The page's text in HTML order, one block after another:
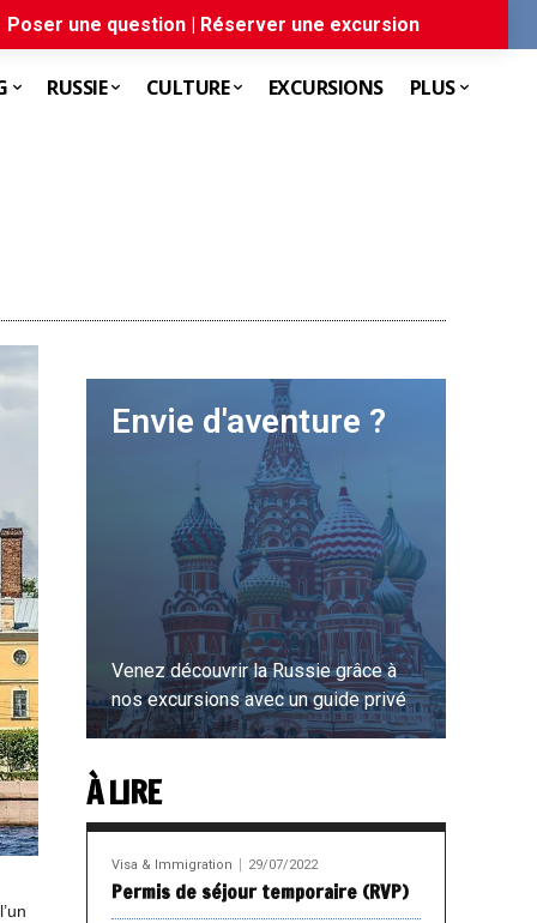
Poser une question | Réserver une excursion
RUSSIE CULTURE EXCURSIONS PLUS
Envie d'aventure ?
Venez découvrir la Russie grâce à
nos excursions avec un guide privé
EN SAVOIR PLUS
À LIRE
Visa & Immigration 29/07/2022
Permis de séjour temporaire (RVP)